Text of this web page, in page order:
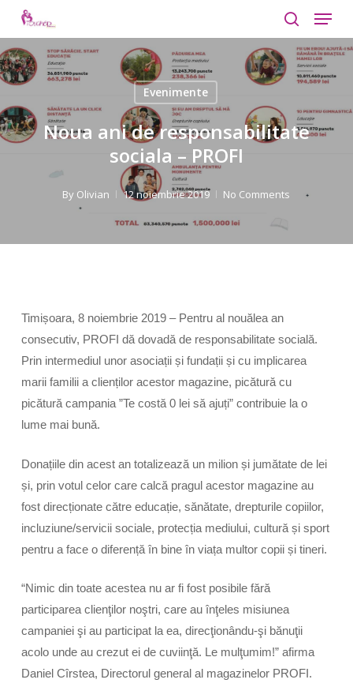
main
content
search
Menu
Evenimente
Noua ani de responsabilitate
sociala – PROFI
By Olivian 12 noiembrie 2019 No Comments
Timișoara, 8 noiembrie 2019 – Pentru al nouălea an
consecutiv, PROFI dă dovadă de responsabilitate socială.
Prin intermediul unor asociații și fundații și cu implicarea
marii familii a clienților acestor magazine, picătură cu
picătură campania ”Te costă 0 lei să ajuți” contribuie la o
lume mai bună.
Donațiile din acest an totalizează un milion și jumătate de lei
și, prin votul celor care calcă pragul acestor magazine au
fost direcționate către educație, sănătate, drepturile copiilor,
incluziune/servicii sociale, protecția mediului, cultură și sport
pentru a face o diferență în bine în viața multor copii și tineri.
“Nimic din toate acestea nu ar fi fost posibile fără
participarea clienţilor noştri, care au înţeles misiunea
campaniei şi au participat la ea, direcţionându-şi bănuţii
acolo unde au crezut ei de cuviinţă. Le mulţumim!” afirma
Daniel Cîrstea, Directorul general al magazinelor PROFI.
Close
Menu